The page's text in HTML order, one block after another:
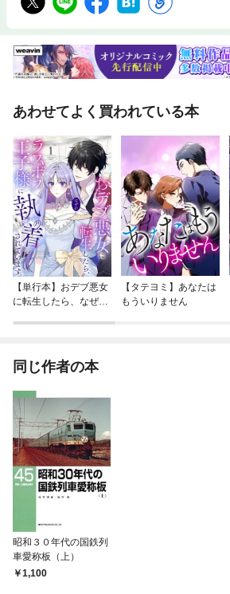
あわせてよく買われている本
【単行本】おデブ悪女
に転生したら、なぜか
【タテヨミ】あなたは
もういりません
同じ作者の本
昭和３０年代の国鉄列
車愛称板（上）
1,100